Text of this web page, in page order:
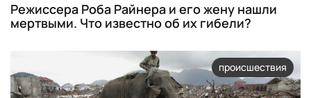
Режиссера Роба Райнера и его жену нашли
мертвыми. Что известно об их гибели?
происшествия